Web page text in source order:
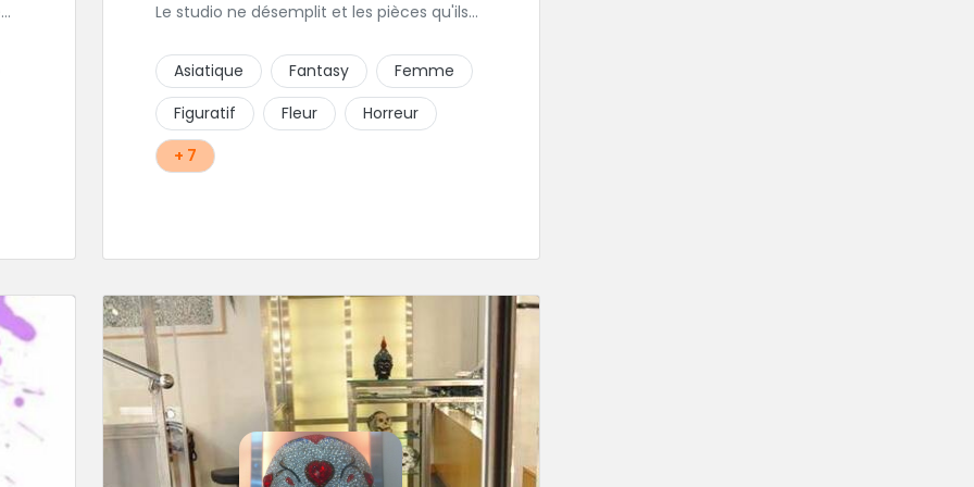
Le studio ne désemplit et les pièces qu'ils
N'hésitez pas à faire appel a ces soins pour
tout type de projet, son style est
éclectique et vous serez bien réussi par le
tatoueur en personne.
Asiatique Fantasy
Femme
Figuratif
Fleur
Horreur
+ 7